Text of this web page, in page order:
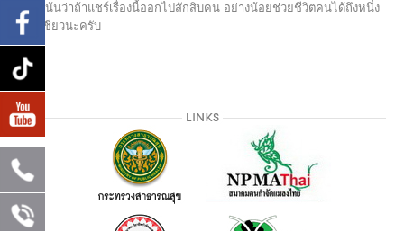
หมอเน้นว่าถ้าแชร์เรื่องนี้ออกไปสักสิบคน อย่างน้อยช่วยชีวิตคนได้ถึงหนึ่ง
ชีวิตเชียวนะครับ